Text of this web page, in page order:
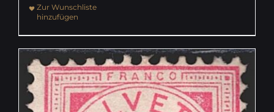
Zur Wunschliste
hinzufügen